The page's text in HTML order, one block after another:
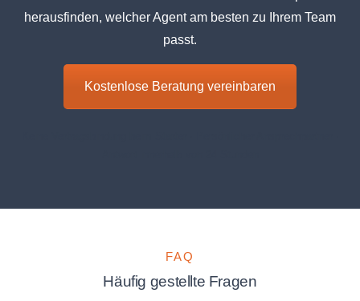
herausfinden, welcher Agent am besten zu Ihrem Team
passt.
Kostenlose Beratung vereinbaren
FAQ
Häufig gestellte Fragen